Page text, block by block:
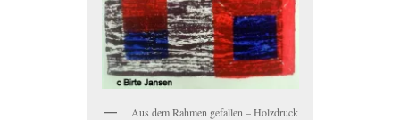
Aus dem Rahmen gefallen – Holzdruck